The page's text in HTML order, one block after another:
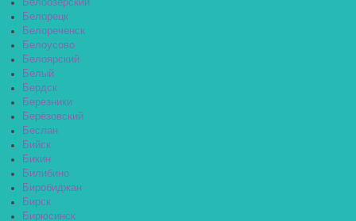
Белоозёрский
Белорецк
Белореченск
Белоусово
Белоярский
Белый
Бердск
Березники
Берёзовский
Беслан
Бийск
Бикин
Билибино
Биробиджан
Бирск
Бирюсинск